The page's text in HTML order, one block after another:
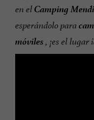
en elCamping
esperándolo para
móviles , ¡es el lugar